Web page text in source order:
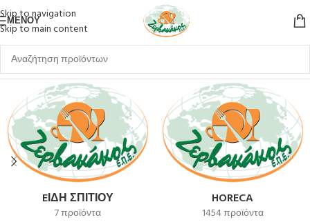
Skip to navigation
Skip to main content
ΜΕΝΟΎ
Αρχική σελίδα Longoni
EΊΔΗ ΣΠΙΤΙΟΎ
7 προϊόντα
HORECA
1454 προϊόντα